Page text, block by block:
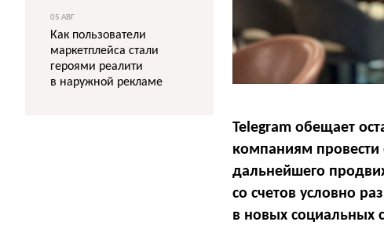
Telegram обещает
компаниям провести
дальнейшего
со счетов условно
в новых социальных
05 АВГ
Как пользователи
маркетплейса стали
героями реалити
в наружной рекламе